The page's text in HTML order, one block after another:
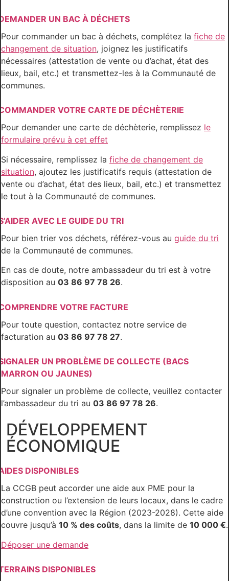
UN BAC À DÉCHETS
Pour commander un bac à déchets, complétez la fiche de
changement de situation, joignez les justificatifs
nécessaires (attestation de vente ou d’achat, état des
lieux, bail, etc.) et transmettez-les à la Communauté de
communes.
VOTRE CARTE DE DÉCHÈTERIE
Pour demander une carte de déchèterie, remplissez le
formulaire prévu à cet effet
Si nécessaire, remplissez la fiche de changement de
situation, ajoutez les justificatifs requis (attestation de
vente ou d’achat, état des lieux, bail, etc.) et transmettez
le tout à la Communauté de communes.
AVEC LE GUIDE DU TRI
Pour bien trier vos déchets, référez-vous au guide du tri
de la Communauté de communes.
En cas de doute, notre ambassadeur du tri est à votre
disposition au 03 86 97 78 26.
VOTRE FACTURE
Pour toute question, contactez notre service de
facturation au 03 86 97 78 27.
UN PROBLÈME DE COLLECTE (BACS
MARRON OU JAUNES)
Pour signaler un problème de collecte, veuillez contacter
l’ambassadeur du tri au 03 86 97 78 26.
DÉVELOPPEMENT
ÉCONOMIQUE
DISPONIBLES
La CCGB peut accorder une aide aux PME pour la
construction ou l’extension de leurs locaux, dans le cadre
d’une convention avec la Région (2023-2028). Cette aide
couvre jusqu’à 10 % des coûts, dans la limite de 10 000 €.
Déposer une demande
DISPONIBLES